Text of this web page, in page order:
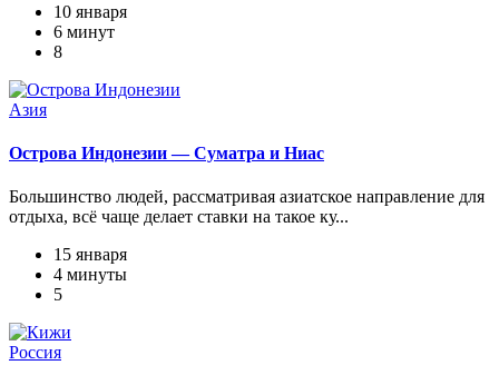
10 января
6 минут
8
Азия
Острова Индонезии — Суматра и Ниас
Большинство людей, рассматривая азиатское направление для
отдыха, всё чаще делает ставки на такое ку...
15 января
4 минуты
5
Россия